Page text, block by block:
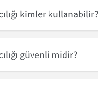
kimler kullanabilir?
güvenli midir?